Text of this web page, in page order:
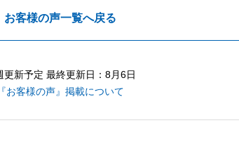
お客様の声一覧へ戻る
更新予定 最終更新日：8月6日
『お客様の声』掲載について